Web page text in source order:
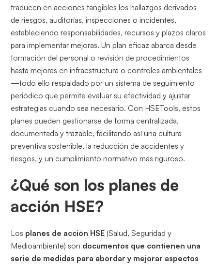
traducen en acciones tangibles los hallazgos derivados
de riesgos, auditorías, inspecciones o incidentes,
estableciendo responsabilidades, recursos y plazos claros
para implementar mejoras. Un plan eficaz abarca desde
formación del personal o revisión de procedimientos
hasta mejoras en infraestructura o controles ambientales
—todo ello respaldado por un sistema de seguimiento
periódico que permite evaluar su efectividad y ajustar
estrategias cuando sea necesario. Con HSETools, estos
planes pueden gestionarse de forma centralizada,
documentada y trazable, facilitando así una cultura
preventiva sostenible, la reducción de accidentes y
riesgos, y un cumplimiento normativo más riguroso.
¿Qué son los planes de
acción HSE?
Los planes de acción HSE (Salud, Seguridad y
Medioambiente) son documentos que contienen una
serie de medidas para abordar y mejorar aspectos